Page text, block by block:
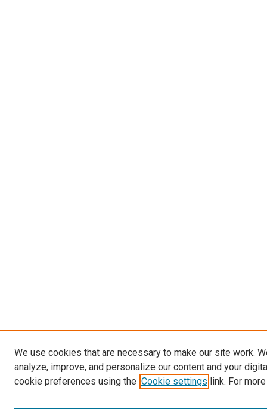
We use cookies that are necessary to make our site work.
analyze, improve, and personalize our content and your
cookie preferences using the Cookie settings link. For